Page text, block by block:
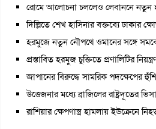
রোমে আলোচনা চললেও লেবাননে নতুন
দিল্লিতে শেখ হাসিনার বক্তব্যে ঢাকার
হরমুজে নতুন নৌপথে ওমানের সঙ্গে
প্রস্তাবিত হরমুজ চুক্তিতে প্রণালিটির
জাপানের বিরুদ্ধে সামরিক পদক্ষেপের
উত্তেজনার মধ্যে ব্রাজিলের রাষ্ট্রদূতের
রাশিয়ার ক্ষেপণাস্ত্র হামলায় ইউক্রেনে